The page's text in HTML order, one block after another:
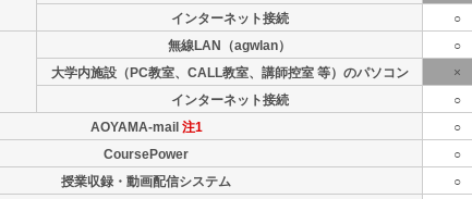
インターネット接続
○
無線LAN（agwlan） ○
大学内施設（PC教室、CALL教室、講師控室 等）のパソコン
×
インターネット接続
○
AOYAMA-mail 注1 ○
CoursePower
○
授業収録・動画配信システム
○